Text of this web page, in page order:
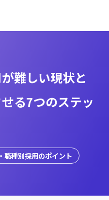
難しい現状と
る7つのステッ
職種別採用のポイント